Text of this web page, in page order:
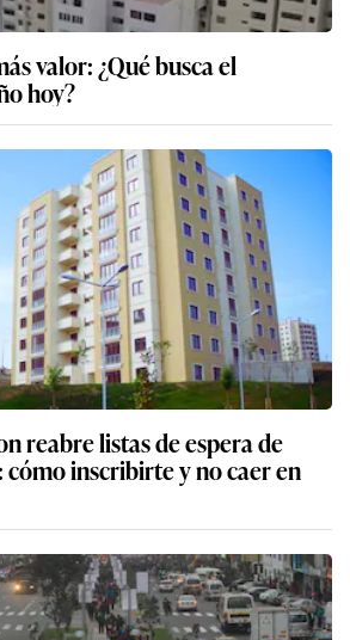
valor: ¿Qué busca el
hoy?
reabre listas de espera de
inscribirte y no caer en